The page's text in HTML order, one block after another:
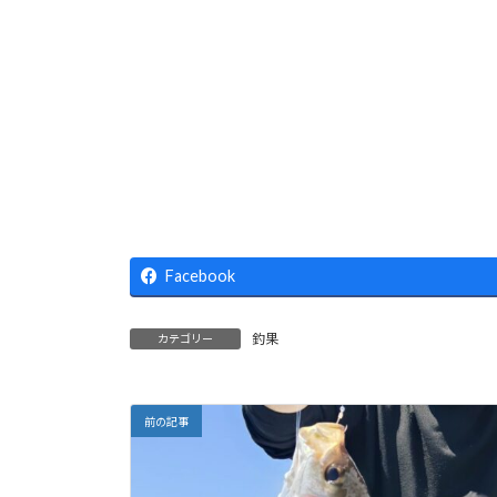
Facebook
カテゴリー 釣果
前の記事